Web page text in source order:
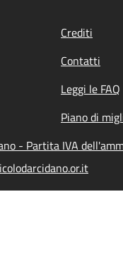
Crediti
Contatti
Leggi le FAQ
Piano di
- Partita IVA